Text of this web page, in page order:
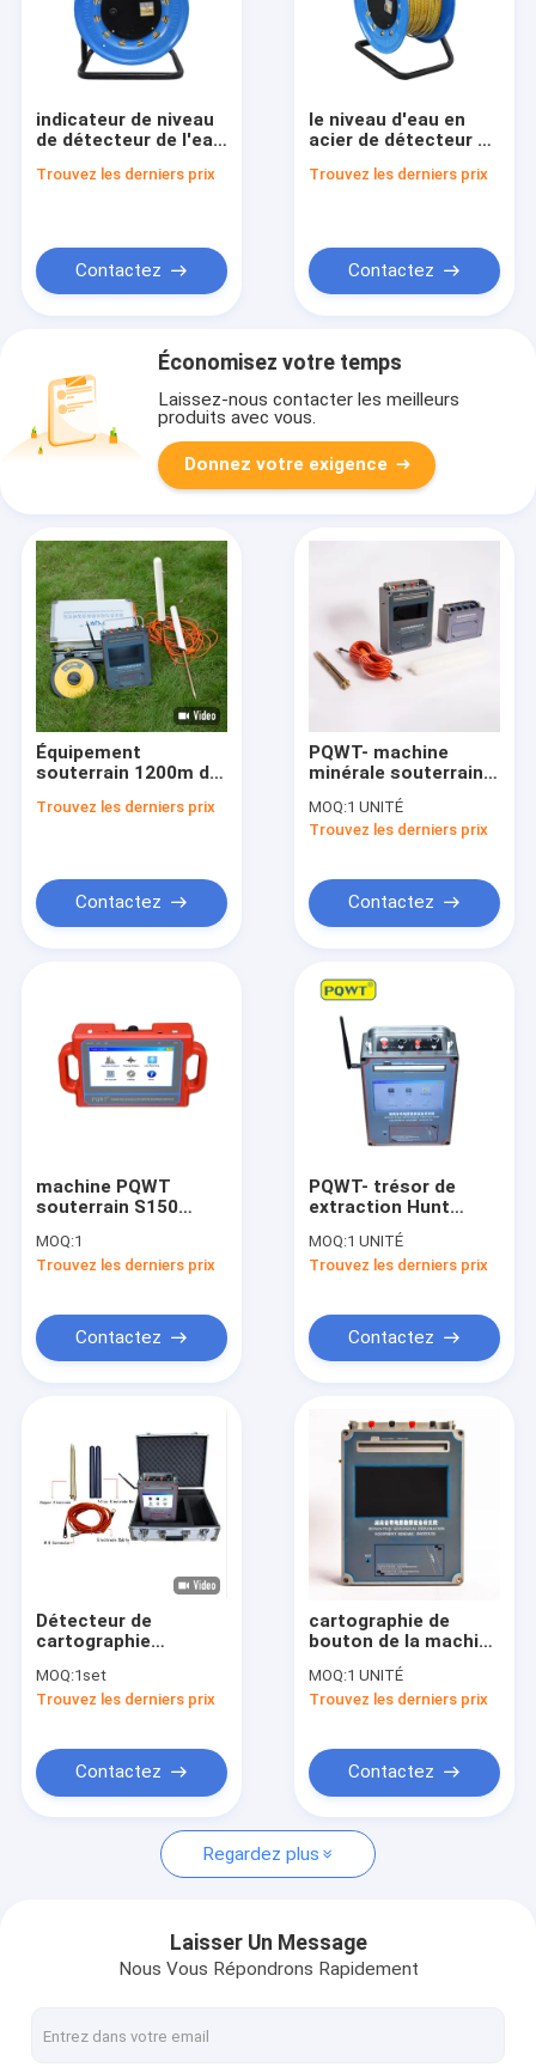
Produits
À propos de nous
Cas
Détecteur de fuite de canalisation de l'eau
Moniteur de fuite du réseau de tuyauterie
Équipement géologique d'exploration
indicateur de niveau
de détecteur de l'eau
le forage de forage
Trouvez les derniers prix
Contactez
le niveau d'eau en
acier de détecteur de
souterraines de
Trouvez les derniers prix
Contactez
Économisez votre temps
Laissez-nous contacter les meilleurs
produits avec vous.
Donnez votre exigence
Équipement
souterrain 1200m de
WT900 PQWT
Trouvez les derniers prix
Contactez
PQWT- machine
minérale souterraine
de détecteur d'or de
WT1200 avec la
profondeur du
MOQ:1 UNITÉ
Trouvez les derniers prix
Contactez
machine PQWT
souterrain S150
détecteur de l'eau de
150m PQWT
MOQ:1
Trouvez les derniers prix
Contactez
PQWT- trésor de
extraction Hunt
Rechargeable
d'équipement
WT900
MOQ:1 UNITÉ
Trouvez les derniers prix
Contactez
Détecteur de
cartographie
TC900 souterrain de
l'eau de PQWT 1200
MOQ:1set
Trouvez les derniers prix
Contactez
cartographie de
bouton de la machine
PQWT-WT700 un de
détecteurs de
métaux
MOQ:1 UNITÉ
Trouvez les derniers prix
Contactez
Regardez plus
Laisser Un Message
Nous Vous Répondrons Rapidement